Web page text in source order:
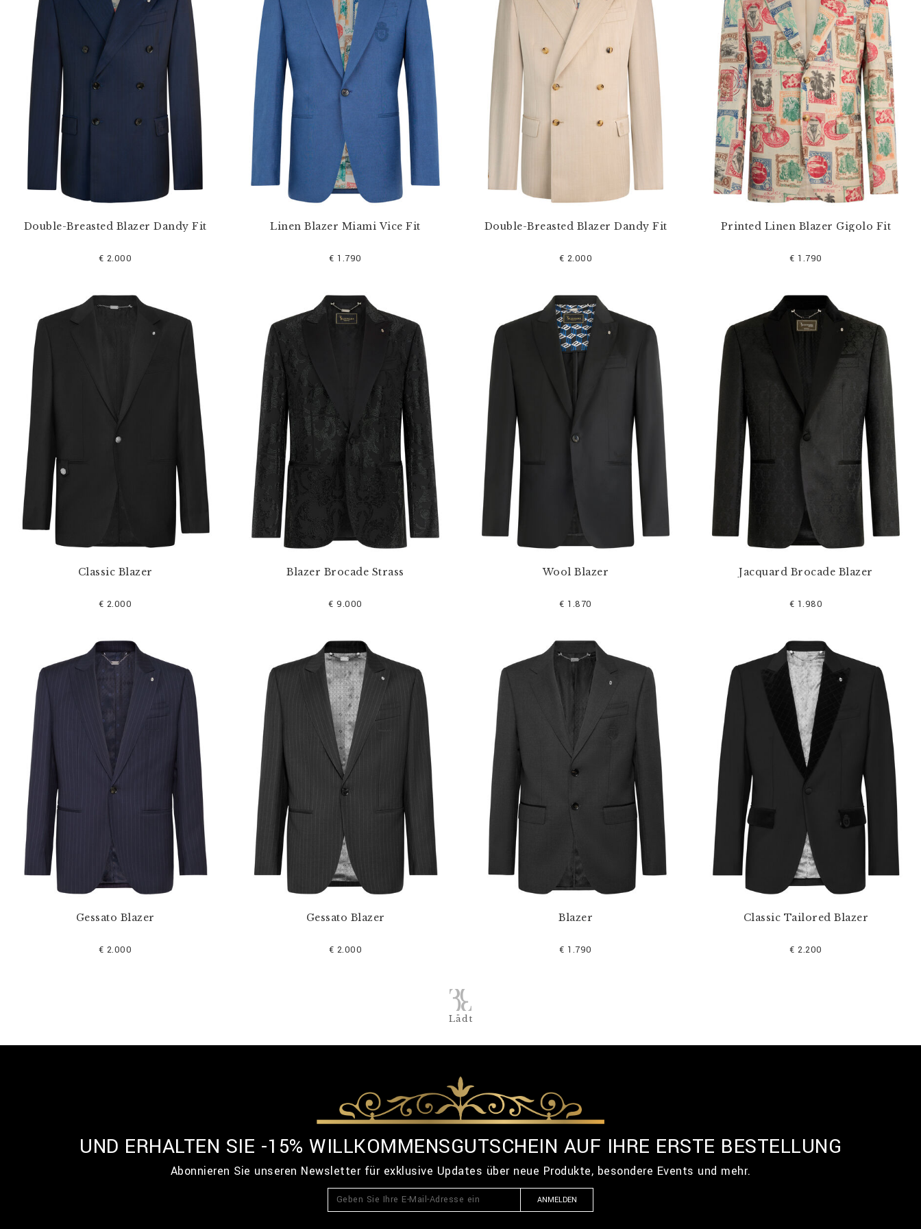
Double-Breasted Blazer Dandy Fit
€ 2.000
Linen Blazer Miami Vice Fit
€ 1.790
Double-Breasted Blazer Dandy Fit
€ 2.000
Printed Linen Blazer Gigolo Fit
€ 1.790
Classic Blazer
€ 2.000
Blazer Brocade Strass
€ 9.000
Wool Blazer
€ 1.870
Jacquard Brocade Blazer
€ 1.980
Gessato Blazer
€ 2.000
Gessato Blazer
€ 2.000
Blazer
€ 1.790
Classic Tailored Blazer
€ 2.200
Lädt
UND ERHALTEN SIE -15% WILLKOMMENSGUTSCHEIN AUF IHRE ERSTE BESTELLUNG
Abonnieren Sie unseren Newsletter für exklusive Updates über neue Produkte, besondere Events und mehr.
ANMELDEN